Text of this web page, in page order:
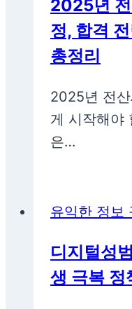
2025년
정, 합격
총정리
2025년 전
게 시작해야
은…
유익한 정보
디지털성
생 극복 정